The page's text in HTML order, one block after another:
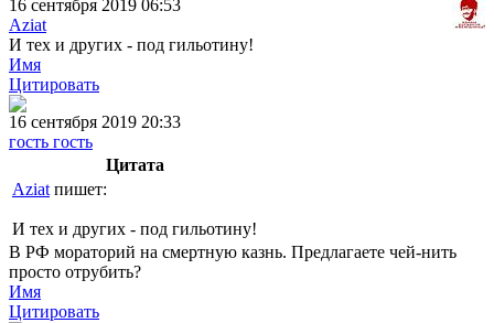
16 сентября 2019 06:53
Aziat
И тех и других - под гильотину!
Имя
Цитировать
16 сентября 2019 20:33
гость гость
Цитата
Aziat пишет:
И тех и других - под гильотину!
В РФ мораторий на смертную казнь. Предлагаете чей-нить
просто отрубить?
Имя
Цитировать